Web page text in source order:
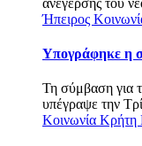
Ήπειρος
Υπογράφηκε η
Τη σύμβαση για
υπέγραψε την
Κοινωνία Κρήτη